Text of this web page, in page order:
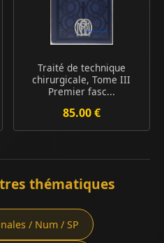
Traité de technique
chirurgicale, Tome III
Premier fasc...
85.00 €
thématiques
/ Num / SP